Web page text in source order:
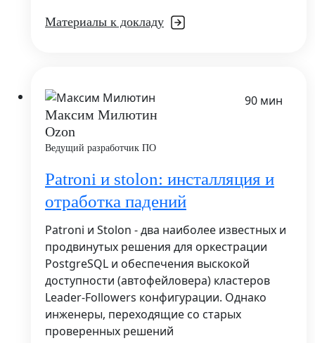
Материалы к докладу
Максим Милютин
Ozon
Ведущий разработчик ПО
90 мин
Patroni и stolon: инсталляция и
отработка падений
Patroni и Stolon - два наиболее известных и
продвинутых решения для оркестрации
PostgreSQL и обеспечения выскокой
доступности (автофейловера) кластеров
Leader-Followers конфигурации. Однако
инженеры, переходящие со старых
проверенных решений